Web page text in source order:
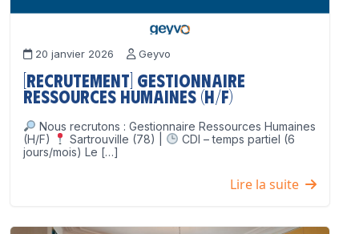
20 janvier 2026 Geyvo
[Recrutement] Gestionnaire
Ressources Humaines (H/F)
Nous recrutons : Gestionnaire Ressources Humaines
(H/F)
Sartrouville (78) |
CDI – temps partiel (6
jours/mois) Le […]
Lire la suite